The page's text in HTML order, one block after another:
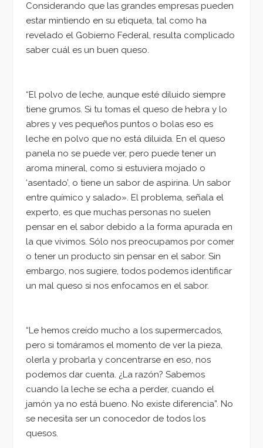
Considerando que las grandes empresas pueden
estar mintiendo en su etiqueta, tal como ha
revelado el Gobierno Federal, resulta complicado
saber cuál es un buen queso.
“El polvo de leche, aunque esté diluido siempre
tiene grumos. Si tu tomas el queso de hebra y lo
abres y ves pequeños puntos o bolas eso es
leche en polvo que no está diluida. En el queso
panela no se puede ver, pero puede tener un
aroma mineral, como si estuviera mojado o
‘asentado’, o tiene un sabor de aspirina. Un sabor
entre químico y salado». El problema, señala el
experto, es que muchas personas no suelen
pensar en el sabor debido a la forma apurada en
la que vivimos. Sólo nos preocupamos por comer
o tener un producto sin pensar en el sabor. Sin
embargo, nos sugiere, todos podemos identificar
un mal queso si nos enfocamos en el sabor.
“Le hemos creído mucho a los supermercados,
pero si tomáramos el momento de ver la pieza,
olerla y probarla y concentrarse en eso, nos
podemos dar cuenta. ¿La razón? Sabemos
cuando la leche se echa a perder, cuando el
jamón ya no está bueno. No existe diferencia”. No
se necesita ser un conocedor de todos los
quesos.